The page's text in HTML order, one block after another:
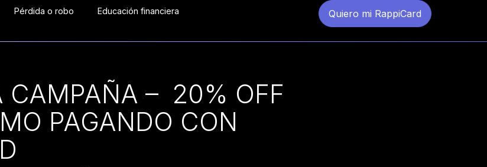
Pérdida o robo Educación financiera Quiero mi RappiCard
CAMPAÑA – 20% OFF
PAGANDO CON